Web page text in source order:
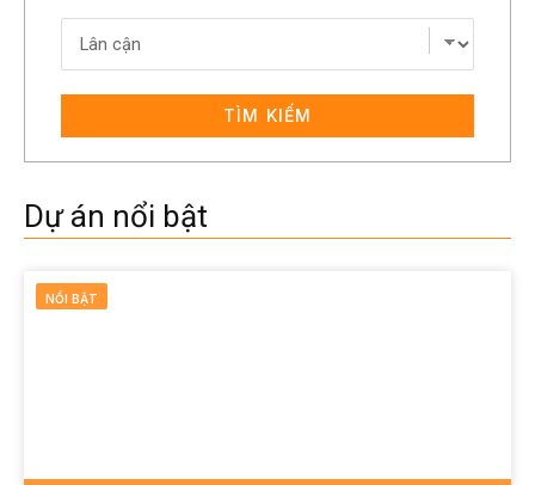
TÌM KIẾM
Dự án nổi bật
NỔI BẬT